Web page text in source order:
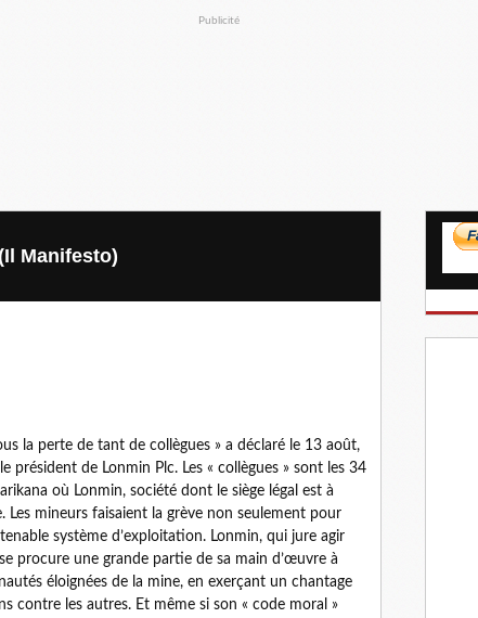
Publicité
Manifesto)
la perte de tant de collègues » a déclaré le 13 août,
de Lonmin Plc. Les « collègues » sont les 34
où Lonmin, société dont le siège légal est à
Les mineurs faisaient la grève non seulement pour
système d’exploitation. Lonmin, qui jure agir
procure une grande partie de sa main d’œuvre à
éloignées de la mine, en exerçant un chantage
contre les autres. Et même si son « code moral »